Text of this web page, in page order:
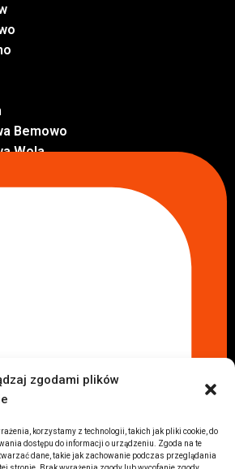
zgodami plików
korzystamy z technologii, takich jak pliki cookie, do
dostępu do informacji o urządzeniu. Zgoda na te
dane, takie jak zachowanie podczas przeglądania
Bemowo
Wola
Radom
Płock
Opole
Lublin
Sochaczew